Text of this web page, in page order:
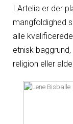
I Artelia er der
mangfoldighed
alle
etnisk
religion eller